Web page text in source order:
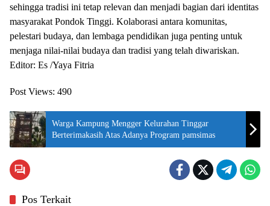
sehingga tradisi ini tetap relevan dan menjadi bagian dari identitas
masyarakat Pondok Tinggi. Kolaborasi antara komunitas,
pelestari budaya, dan lembaga pendidikan juga penting untuk
menjaga nilai-nilai budaya dan tradisi yang telah diwariskan.
Editor: Es /Yaya Fitria
Post Views: 490
Warga Kampung Mengger Kelurahan Tinggar
Berterimakasih Atas Adanya Program pamsimas
Pos Terkait